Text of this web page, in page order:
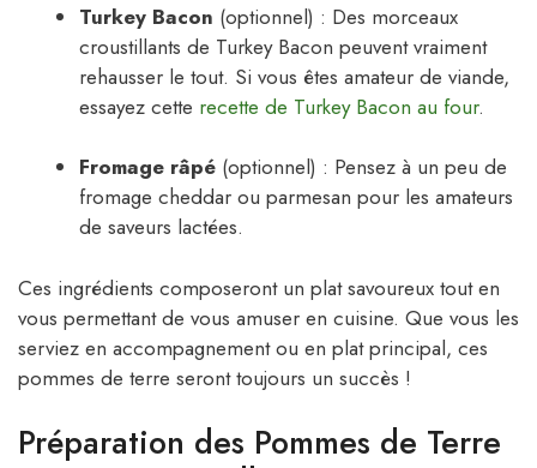
Turkey Bacon (optionnel) : Des morceaux
croustillants de Turkey Bacon peuvent vraiment
rehausser le tout. Si vous êtes amateur de viande,
essayez cette recette de Turkey Bacon au four.
Fromage râpé (optionnel) : Pensez à un peu de
fromage cheddar ou parmesan pour les amateurs
de saveurs lactées.
Ces ingrédients composeront un plat savoureux tout en
vous permettant de vous amuser en cuisine. Que vous les
serviez en accompagnement ou en plat principal, ces
pommes de terre seront toujours un succès !
Préparation des Pommes de Terre